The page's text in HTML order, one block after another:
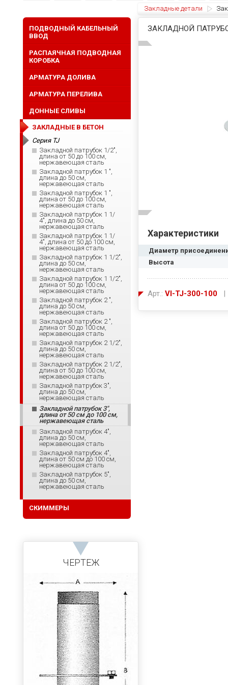
Закладные детали
ЗАКЛАДНОЙ
Характеристики
Диаметр
Высота
Арт.: VI-TJ-300-100 |
ПОДВОДНЫЙ КАБЕЛЬНЫЙ
ВВОД
РАСПАЯЧНАЯ ПОДВОДНАЯ
КОРОБКА
АРМАТУРА ДОЛИВА
АРМАТУРА ПЕРЕЛИВА
ДОННЫЕ СЛИВЫ
ЗАКЛАДНЫЕ В БЕТОН
Серия TJ
Закладной патрубок 1/2",
длина от 50 до 100 см,
нержавеющая сталь
Закладной патрубок 1 ",
длина до 50 см,
нержавеющая сталь
Закладной патрубок 1 ",
длина от 50 до 100 см,
нержавеющая сталь
Закладной патрубок 1 1/
4", длина до 50 см,
нержавеющая сталь
Закладной патрубок 1 1/
4", длина от 50 до 100 см,
нержавеющая сталь
Закладной патрубок 1 1/2",
длина до 50 см,
нержавеющая сталь
Закладной патрубок 1 1/2",
длина от 50 до 100 см,
нержавеющая сталь
Закладной патрубок 2 ",
длина до 50 см,
нержавеющая сталь
Закладной патрубок 2 ",
длина от 50 до 100 см,
нержавеющая сталь
Закладной патрубок 2 1/2",
длина до 50 см,
нержавеющая сталь
Закладной патрубок 2 1/2",
длина от 50 до 100 см,
нержавеющая сталь
Закладной патрубок 3",
длина до 50 см,
нержавеющая сталь
Закладной патрубок 3",
длина от 50 см до 100 см,
нержавеющая сталь
Закладной патрубок 4",
длина до 50 см,
нержавеющая сталь
Закладной патрубок 4",
длина от 50 см до 100 см,
нержавеющая сталь
Закладной патрубок 5",
длина до 50 см,
нержавеющая сталь
СКИММЕРЫ
ЧЕРТЕЖ